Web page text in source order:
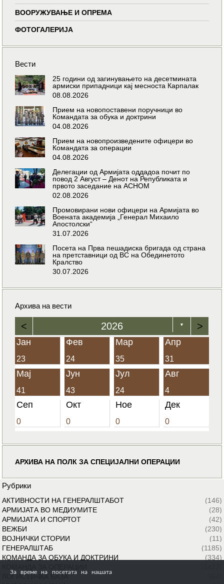
ВООРУЖУВАЊЕ И ОПРЕМА
ФОТОГАЛЕРИЈА
Вести
25 години од загинувањето на десетмината
армиски припадници кај месноста Карпалак
08.08.2026
Прием на новопоставени поручници во
Командата за обука и доктрини
04.08.2026
Прием на новопроизведените офицери во
Командата за операции
04.08.2026
Делегации од Армијата оддадоа почит по
повод 2 Август – Денот на Републиката и
првото заседание на АСНОМ
02.08.2026
Промовирани нови офицери на Армијата во
Воената академија „Генерал Михаило
Апостолски“
31.07.2026
Посета на Прва пешадиска бригада од страна
на претставници од ВС на Обединетото
Кралство
30.07.2026
Архива на вести
< 2026 ▼ >
Јан
23
Фев
24
Мар
35
Апр
31
Мај
41
Јун
43
Јул
24
Авг
4
Сеп
0
Окт
0
Ное
0
Дек
0
АРХИВА НА ПОЛК ЗА СПЕЦИЈАЛНИ ОПЕРАЦИИ
Рубрики
АКТИВНОСТИ НА ГЕНЕРАЛШТАБОТ
(146)
АРМИЈАТА ВО МЕДИУМИТЕ
(28)
АРМИЈАТА И СПОРТОТ
(42)
ВЕЖБИ
(230)
ВОЈНИЧКИ СТОРИИ
(11)
ГЕНЕРАЛШТАБ
(1185)
КОМАНДА ЗА ОБУКА И ДОКТРИНИ
(334)
ЛОГИСТИЧКА БАЗА
За време на посетата на нашата